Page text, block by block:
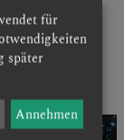
Danke.
für
später
Annehmen